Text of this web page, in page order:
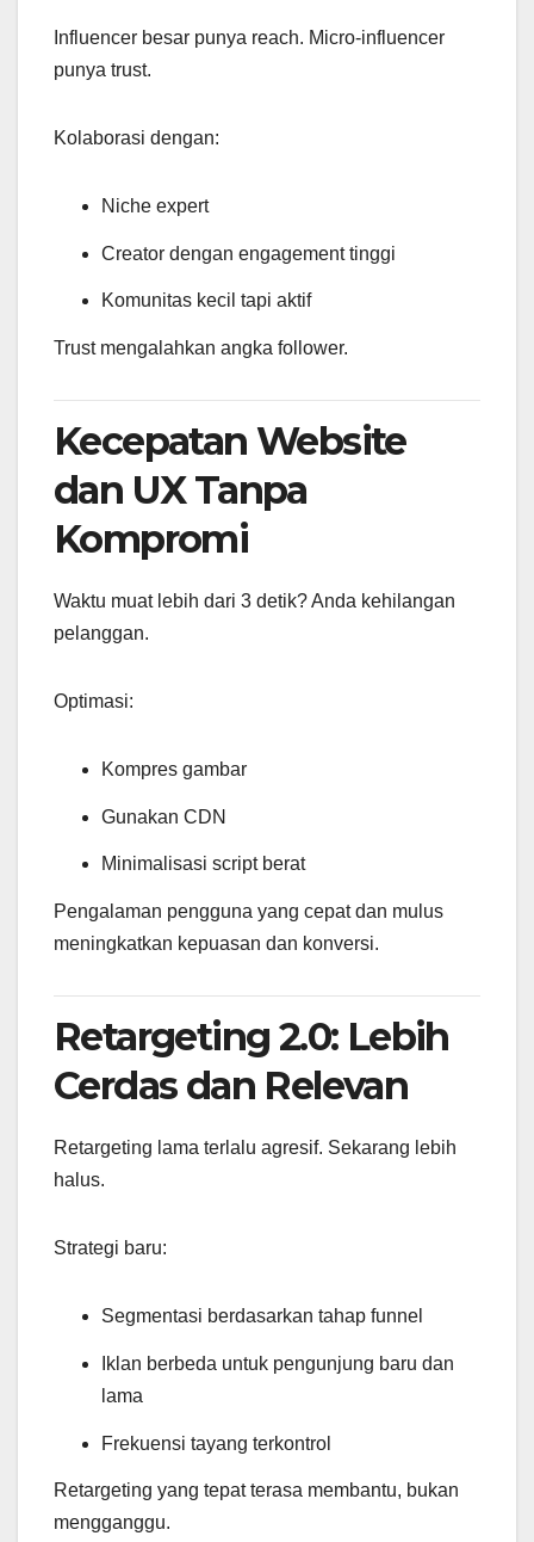
Influencer besar punya reach. Micro-influencer
punya trust.
Kolaborasi dengan:
Niche expert
Creator dengan engagement tinggi
Komunitas kecil tapi aktif
Trust mengalahkan angka follower.
Kecepatan Website
dan UX Tanpa
Kompromi
Waktu muat lebih dari 3 detik? Anda kehilangan
pelanggan.
Optimasi:
Kompres gambar
Gunakan CDN
Minimalisasi script berat
Pengalaman pengguna yang cepat dan mulus
meningkatkan kepuasan dan konversi.
Retargeting 2.0: Lebih
Cerdas dan Relevan
Retargeting lama terlalu agresif. Sekarang lebih
halus.
Strategi baru:
Segmentasi berdasarkan tahap funnel
Iklan berbeda untuk pengunjung baru dan
lama
Frekuensi tayang terkontrol
Retargeting yang tepat terasa membantu, bukan
mengganggu.